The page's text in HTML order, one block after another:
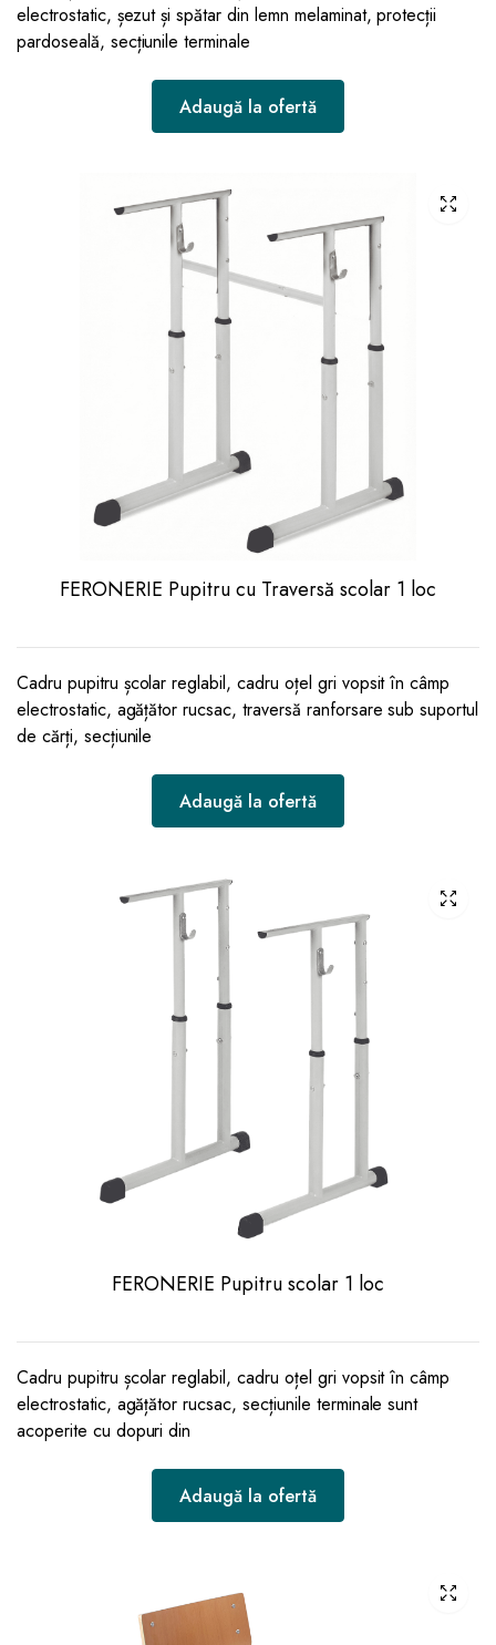
electrostatic, șezut și spătar din lemn melaminat, protecții
pardoseală, secțiunile terminale
Adaugă la ofertă
FERONERIE Pupitru cu Traversă scolar 1 loc
Cadru pupitru școlar reglabil, cadru oțel gri vopsit în câmp
electrostatic, agățător rucsac, traversă ranforsare sub suportul
de cărți, secțiunile
Adaugă la ofertă
FERONERIE Pupitru scolar 1 loc
Cadru pupitru școlar reglabil, cadru oțel gri vopsit în câmp
electrostatic, agățător rucsac, secțiunile terminale sunt
acoperite cu dopuri din
Adaugă la ofertă